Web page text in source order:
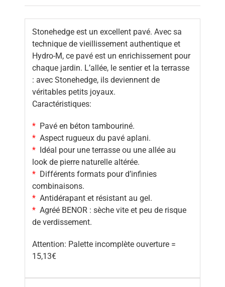
Stonehedge est un excellent pavé. Avec sa
technique de vieillissement authentique et
Hydro-M, ce pavé est un enrichissement pour
chaque jardin. L’allée, le sentier et la terrasse
: avec Stonehedge, ils deviennent de
véritables petits joyaux.
Caractéristiques:
* Pavé en béton tambouriné.
* Aspect rugueux du pavé aplani.
* Idéal pour une terrasse ou une allée au
look de pierre naturelle altérée.
* Différents formats pour d’infinies
combinaisons.
* Antidérapant et résistant au gel.
* Agréé BENOR : sèche vite et peu de risque
de verdissement.
Attention: Palette incomplète ouverture =
15,13€